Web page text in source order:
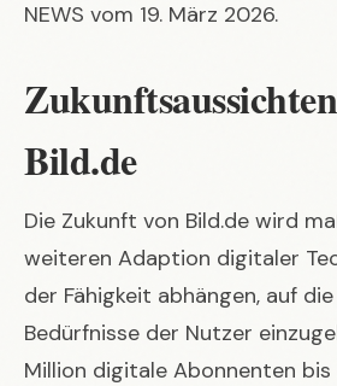
NEWS vom 19. März 2026.
Bild.de
Die Zukunft von Bild.de wird
weiteren Adaption digitaler
der Fähigkeit abhängen, auf
Bedürfnisse der Nutzer
Million digitale Abonnenten bis